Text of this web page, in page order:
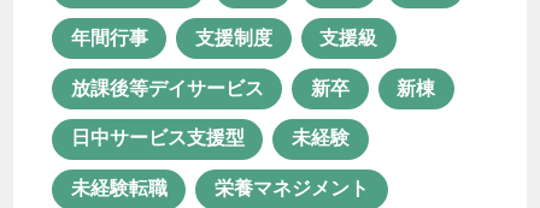
特別支援学校 理学療法士
生活支援員 生産活動 療育
相談支援 相談支援事業
相談支援員 相談支援専門員
年間行事 支援制度 支援級
放課後等デイサービス 新卒 新棟
日中サービス支援型 未経験
未経験転職 栄養マネジメント